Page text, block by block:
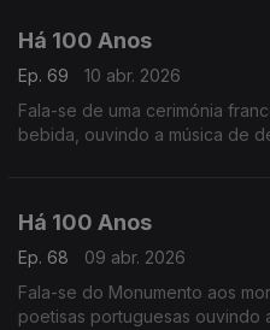
Há 100 Anos
Ep. 69
10 abr. 2026
Fala-se de uma cerimónia
bebida, ouvindo a música de
Há 100 Anos
Ep. 68
09 abr. 2026
Fala-se do Monumento aos
poetisas portuguesas ouvindo